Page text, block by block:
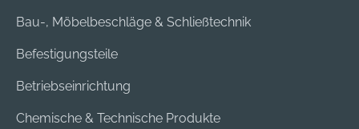
Bau-, Möbelbeschläge & Schließtechnik
Befestigungsteile
Betriebseinrichtung
Chemische & Technische Produkte